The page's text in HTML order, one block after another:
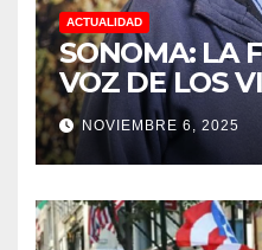
ACTUALIDAD
SONOMA: LA
VOZ DE LOS
SONOMA,
FEBRERO
TRABAJO EN
UVAS
NOVIEMBRE 6, 2025